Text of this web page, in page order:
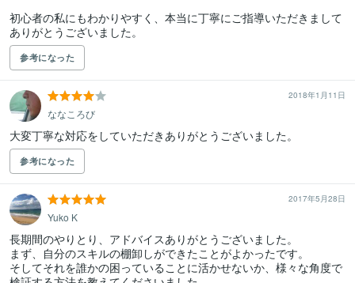
初心者の私にもわかりやすく、本当に丁寧にご指導いただきまして
ありがとうございました。
参考になった
2018年1月11日
ななころび
大変丁寧な対応をしていただきありがとうございました。
参考になった
2017年5月28日
Yuko K
長期間のやりとり、アドバイスありがとうございました。
まず、自分のスキルの棚卸しができたことがよかったです。
そしてそれを誰かの困っていることに活かせないか、様々な角度で